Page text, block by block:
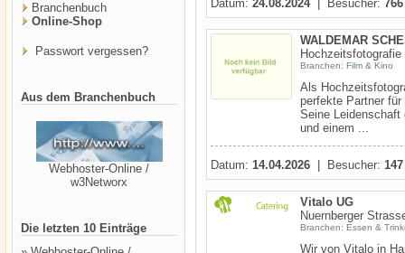
Branchenbuch
Online-Shop
Passwort vergessen?
Aus dem Branchenbuch
Webhoster-Online /
w3Networx
Die letzten 10 Einträge
Datum: 24.08.2024| Besucher: 766
WALDEMAR
Branchen: Film & Kino
Als
perfekte Partner
Seine
und einem ...
Datum: 14.04.2026 | Besucher: 147
Vitalo UG
Nuernberger
Branchen: Essen &
Wir von Vitalo in